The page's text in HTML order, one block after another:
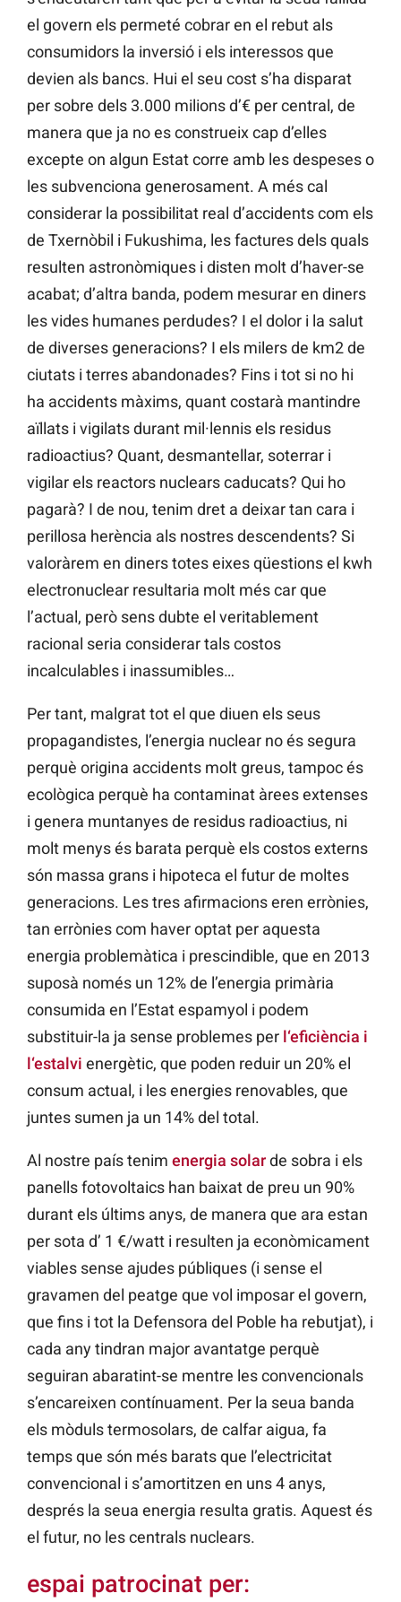
el govern els permeté cobrar en el rebut als
consumidors la inversió i els interessos que
devien als bancs. Hui el seu cost s’ha disparat
per sobre dels 3.000 milions d’€ per central, de
manera que ja no es construeix cap d’elles
excepte on algun Estat corre amb les despeses o
les subvenciona generosament. A més cal
considerar la possibilitat real d’accidents com els
de Txernòbil i Fukushima, les factures dels quals
resulten astronòmiques i disten molt d’haver-se
acabat; d’altra banda, podem mesurar en diners
les vides humanes perdudes? I el dolor i la salut
de diverses generacions? I els milers de km2 de
ciutats i terres abandonades? Fins i tot si no hi
ha accidents màxims, quant costarà mantindre
aïllats i vigilats durant mil·lennis els residus
radioactius? Quant, desmantellar, soterrar i
vigilar els reactors nuclears caducats? Qui ho
pagarà? I de nou, tenim dret a deixar tan cara i
perillosa herència als nostres descendents? Si
valoràrem en diners totes eixes qüestions el kwh
electronuclear resultaria molt més car que
l’actual, però sens dubte el veritablement
racional seria considerar tals costos
incalculables i inassumibles…
Per tant, malgrat tot el que diuen els seus
propagandistes, l’energia nuclear no és segura
perquè origina accidents molt greus, tampoc és
ecològica perquè ha contaminat àrees extenses
i genera muntanyes de residus radioactius, ni
molt menys és barata perquè els costos externs
són massa grans i hipoteca el futur de moltes
generacions. Les tres afirmacions eren errònies,
tan errònies com haver optat per aquesta
energia problemàtica i prescindible, que en 2013
suposà només un 12% de l’energia primària
consumida en l’Estat espamyol i podem
substituir-la ja sense problemes per l‘eficiència i
l‘estalvi energètic, que poden reduir un 20% el
consum actual, i les energies renovables, que
juntes sumen ja un 14% del total.
Al nostre país tenim energia solarde sobra i els
panells fotovoltaics han baixat de preu un 90%
durant els últims anys, de manera que ara estan
per sota d’ 1 €/watt i resulten ja econòmicament
viables sense ajudes públiques (i sense el
gravamen del peatge que vol imposar el govern,
que fins i tot la Defensora del Poble ha rebutjat), i
cada any tindran major avantatge perquè
seguiran abaratint-se mentre les convencionals
s’encareixen contínuament. Per la seua banda
els mòduls termosolars, de calfar aigua, fa
temps que són més barats que l’electricitat
convencional i s’amortitzen en uns 4 anys,
després la seua energia resulta gratis. Aquest és
el futur, no les centrals nuclears.
espai patrocinat per: